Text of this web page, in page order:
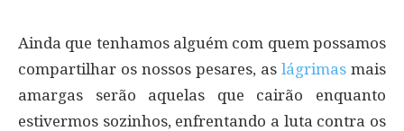
Ainda que tenhamos alguém com quem possamos
compartilhar os nossos pesares, as lágrimas mais
amargas serão aquelas que cairão enquanto
estivermos sozinhos, enfrentando a luta contra os